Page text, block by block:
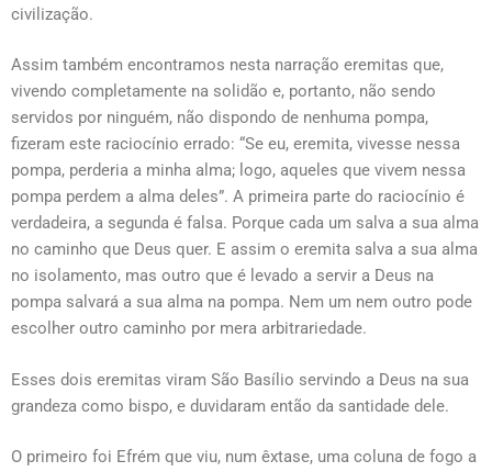
civilização.
Assim também encontramos nesta narração eremitas que,
vivendo completamente na solidão e, portanto, não sendo
servidos por ninguém, não dispondo de nenhuma pompa,
fizeram este raciocínio errado: “Se eu, eremita, vivesse nessa
pompa, perderia a minha alma; logo, aqueles que vivem nessa
pompa perdem a alma deles”. A primeira parte do raciocínio é
verdadeira, a segunda é falsa. Porque cada um salva a sua alma
no caminho que Deus quer. E assim o eremita salva a sua alma
no isolamento, mas outro que é levado a servir a Deus na
pompa salvará a sua alma na pompa. Nem um nem outro pode
escolher outro caminho por mera arbitrariedade.
Esses dois eremitas viram São Basílio servindo a Deus na sua
grandeza como bispo, e duvidaram então da santidade dele.
O primeiro foi Efrém que viu, num êxtase, uma coluna de fogo a